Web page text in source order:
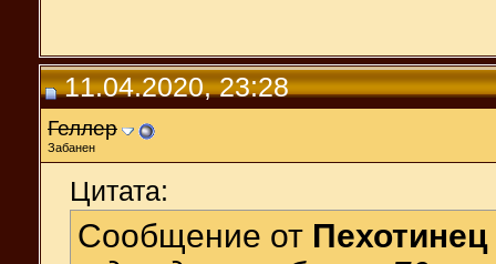
11.04.2020, 23:28
Геллер
Забанен
Цитата:
Сообщение от Пехотинец